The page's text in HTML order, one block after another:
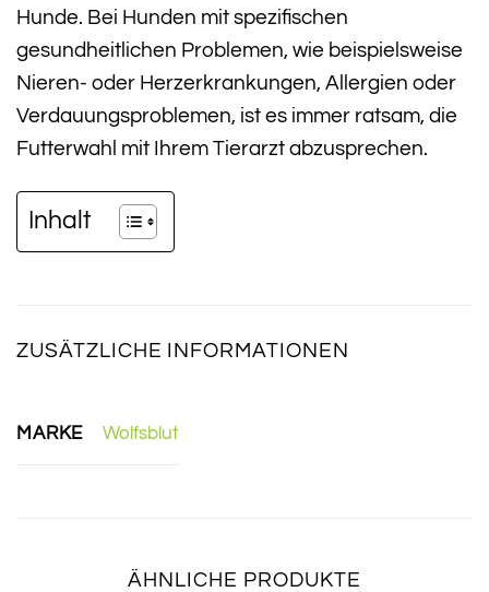
Hunde. Bei Hunden mit spezifischen
gesundheitlichen Problemen, wie beispielsweise
Nieren- oder Herzerkrankungen, Allergien oder
Verdauungsproblemen, ist es immer ratsam, die
Futterwahl mit Ihrem Tierarzt abzusprechen.
Inhalt
ZUSÄTZLICHE INFORMATIONEN
MARKE Wolfsblut
ÄHNLICHE PRODUKTE